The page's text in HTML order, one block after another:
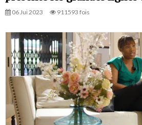
06 Jui 2023 911593 fois